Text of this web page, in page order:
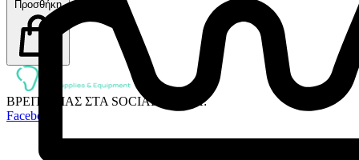
Προσθήκη
ΒΡΕΙΤΕ ΜΑΣ ΣΤΑ SOCIAL MEDIA:
Facebook